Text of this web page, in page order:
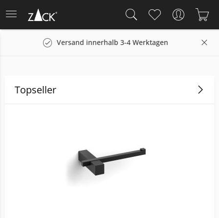
14 Tage Rückgaberecht
Topseller